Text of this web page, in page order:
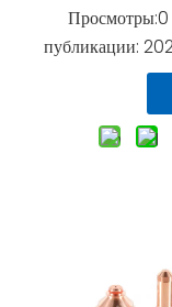
Просмотры:0
публикации: